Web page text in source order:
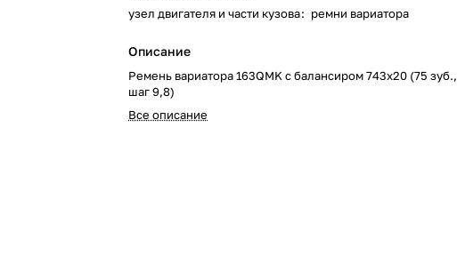
узел двигателя и части кузова: ремни вариатора
Описание
Ремень вариатора 163QMK с балансиром 743x20 (75 зуб.,
шаг 9,8)
Все описание